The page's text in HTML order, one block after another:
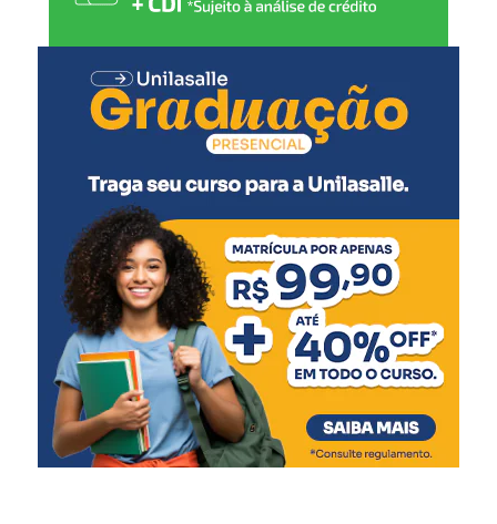
Solange Lewandoski Laubine, destacou que a nova sede
oferece melhores condições para o atendimento e para o
trabalho das equipes responsáveis pelo acolhimento.
“O acolhimento
institucional exige uma
estrutura adequada e um
ambiente que transmita
cuidado e segurança. Este
novo espaço amplia nossa
capacidade de atendimento
e garante mais qualidade
de vida às crianças e